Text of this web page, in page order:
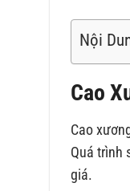
Nội
Cao
Cao
Quá trình
giá.